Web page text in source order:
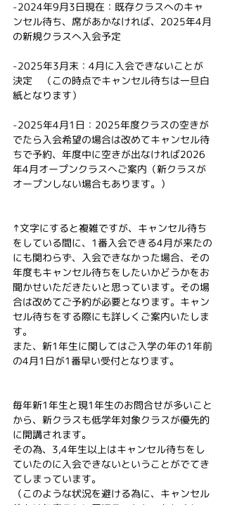
-2024年9月3日現在：既存クラスへのキャ
ンセル待ち、席があかなければ、2025年4月
の新規クラスへ入会予定
-2025年3月末：4月に入会できないことが
決定　（この時点でキャンセル待ちは一旦白
紙となります）
-2025年4月1日：2025年度クラスの空きが
でたら入会希望の場合は改めてキャンセル待
ちで予約、年度中に空きが出なければ2026
年4月オープンクラスへご案内（新クラスが
オープンしない場合もあります。）
↑文字にすると複雑ですが、キャンセル待ち
をしている間に、1番入会できる4月が来たの
にも関わらず、入会できなかった場合、その
年度もキャンセル待ちをしたいかどうかをお
聞かせいただきたいと思っています。その場
合は改めてご予約が必要となります。キャン
セル待ちをする際にも詳しくご案内いたしま
す。
また、新1年生に関してはご入学の年の1年前
の4月1日が1番早い受付となります。
毎年新1年生と現1年生のお問合せが多いこと
から、新クラスも低学年対象クラスが優先的
に開講されます。
その為、3,4年生以上はキャンセル待ちをし
ていたのに入会できないということがでてき
てしまっています。
（このような状況を避ける為に、キャンセル